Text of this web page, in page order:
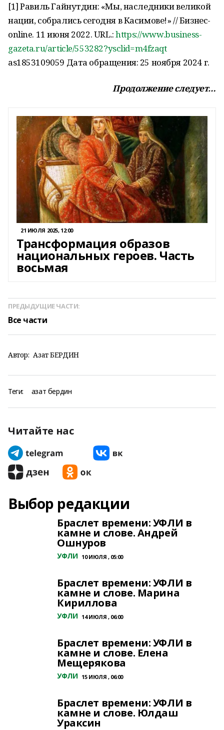
[1] Равиль Гайнутдин: «Мы, наследники великой
нации, собрались сегодня в Касимове!» // Бизнес-
online. 11 июня 2022. URL.:https://www.business-
gazeta.ru/article/553282?ysclid=m4fzaqt
as1853109059 Дата обращения: 25 ноября 2024 г.
Продолжение следует…
21 ИЮЛЯ 2025, 12:00
Трансформация образов
национальных героев. Часть
восьмая
ПРЕДЫДУЩИЕ ЧАСТИ:
Все части
Автор: Азат БЕРДИН
Теги: азат бердин
Читайте нас
Выбор редакции
Браслет времени: УФЛИ в
камне и слове. Андрей
Ошнуров
УФЛИ 10 ИЮЛЯ , 05:00
Браслет времени: УФЛИ в
камне и слове. Марина
Кириллова
УФЛИ 14 ИЮЛЯ , 06:00
Браслет времени: УФЛИ в
камне и слове. Елена
Мещерякова
УФЛИ 15 ИЮЛЯ , 06:00
Браслет времени: УФЛИ в
камне и слове. Юлдаш
Ураксин